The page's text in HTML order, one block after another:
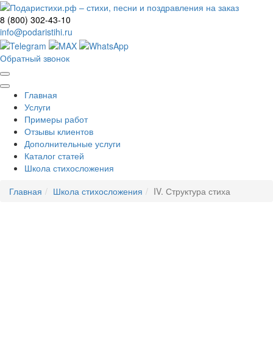
8 (800) 302-43-10
info@podaristihi.ru
Обратный звонок
Главная
Услуги
Примеры работ
Отзывы клиентов
Дополнительные услуги
Каталог статей
Школа стихосложения
Главная
Школа стихосложения IV. Структура стиха